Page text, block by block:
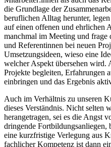
die Grundlage der
beruflichen Alltag herunter,
auf einen offenen und ehrlichen
manchmal im Meeting und frage
und Referentinnen bei neuen
Umsetzungsideen, wieso eine
welcher Aspekt übersehen wird.
Projekte begleiten, Erfahrungen
einbringen und das Ergebnis
Auch im Verhältnis zu unseren
dieses Verständnis. Nicht selten
herangetragen, sei es die Angst
dringende Fortbildungsanliegen,
eine kurzfristige Verlegung aus
fachlicher Kompetenz ist dann